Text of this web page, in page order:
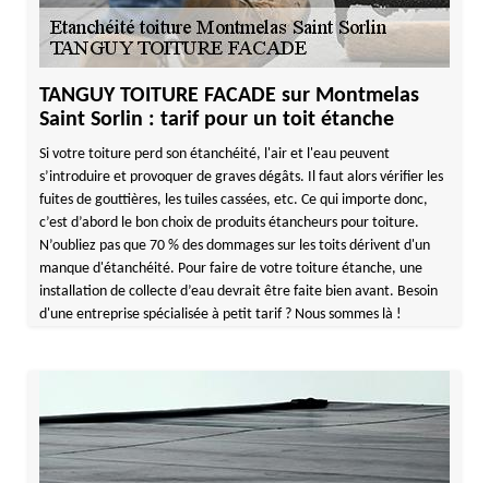
TANGUY TOITURE FACADE sur Montmelas
Saint Sorlin : tarif pour un toit étanche
Si votre toiture perd son étanchéité, l'air et l'eau peuvent
s’introduire et provoquer de graves dégâts. Il faut alors vérifier les
fuites de gouttières, les tuiles cassées, etc. Ce qui importe donc,
c’est d’abord le bon choix de produits étancheurs pour toiture.
N’oubliez pas que 70 % des dommages sur les toits dérivent d'un
manque d'étanchéité. Pour faire de votre toiture étanche, une
installation de collecte d’eau devrait être faite bien avant. Besoin
d'une entreprise spécialisée à petit tarif ? Nous sommes là !